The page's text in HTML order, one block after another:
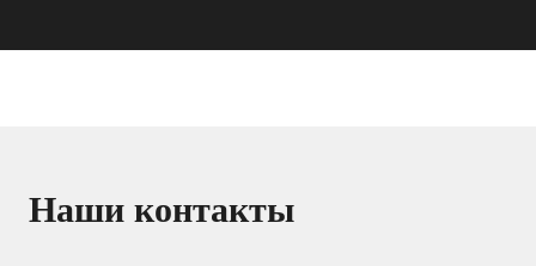
Наши контакты